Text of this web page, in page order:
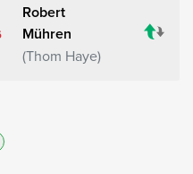
Robert
Mühren
Thom Haye